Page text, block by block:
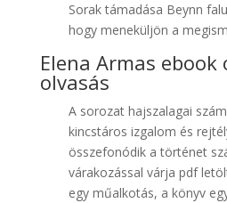
Sorak támadása Beynn
hogy meneküljön a
Elena Armas
olvasás
A sorozat hajszalagai
kincstáros izgalom és
összefonódik a történet
várakozással várja pdf
egy műalkotás, a könyv